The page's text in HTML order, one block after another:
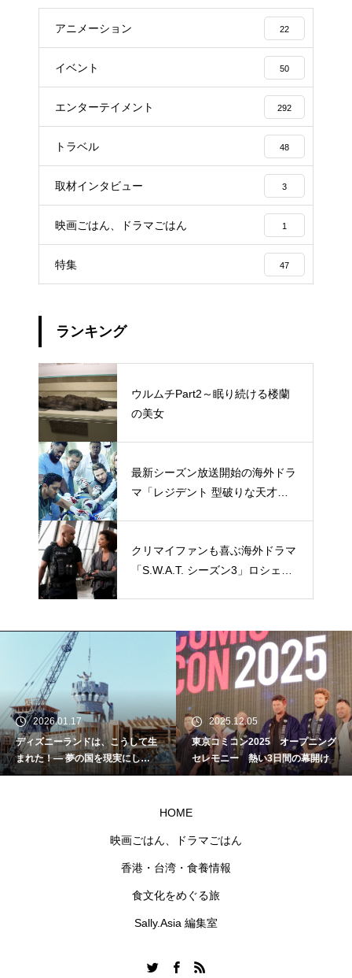
アニメーション 22
イベント 50
エンターテイメント 292
トラベル 48
取材インタビュー 3
映画ごはん、ドラマごはん 1
特集 47
ランキング
ウルムチPart2～眠り続ける楼蘭
の美女
最新シーズン放送開始の海外ドラ
マ「レジデント 型破りな天才研
クリマイファンも喜ぶ海外ドラマ
「S.W.A.T. シーズン3」ロシェ
2026.01.17
ディズニーランドは、こうして生
まれた！― 夢の国を現実にし
た“名もなきクラフトマン”たちの
2025.12.05
東京コミコン2025 オープニング
セレモニー 熱い3日間の幕開け
HOME
映画ごはん、ドラマごはん
香港・台湾・食養情報
食文化をめぐる旅
Sally.Asia 編集室